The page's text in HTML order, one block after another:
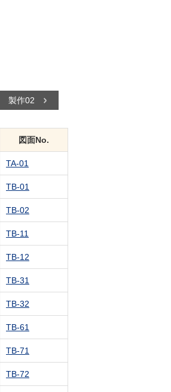
製作02
図面No.
TA-01
TB-01
TB-02
TB-11
TB-12
TB-31
TB-32
TB-61
TB-71
TB-72